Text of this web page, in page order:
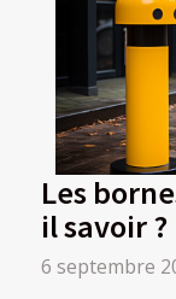
Les
il savoir ?
6 septembre